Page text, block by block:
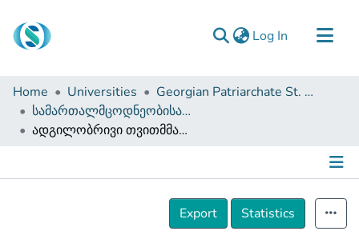
Log In (current)
Communities & Collections
Browse
Documentation
Home Universities
Georgian Patriarchate St. Tbel Abuseridze Teaching University
სამართალმცოდნეობისა და საჯარო მმართველობის ფაკულტეტი (სამაგისტრო ნაშრომები)
ადგილობრივი თვითმმართველობა და დეცენტრალიზაციის მნიშვნელობა ქვეყნის აღმშენებლობაში
Details
Export
Statistics